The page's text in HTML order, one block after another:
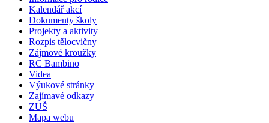
Kalendář akcí
Dokumenty školy
Projekty a aktivity
Rozpis tělocvičny
Zájmové kroužky
RC Bambino
Videa
Výukové stránky
Zajímavé odkazy
ZUŠ
Mapa webu